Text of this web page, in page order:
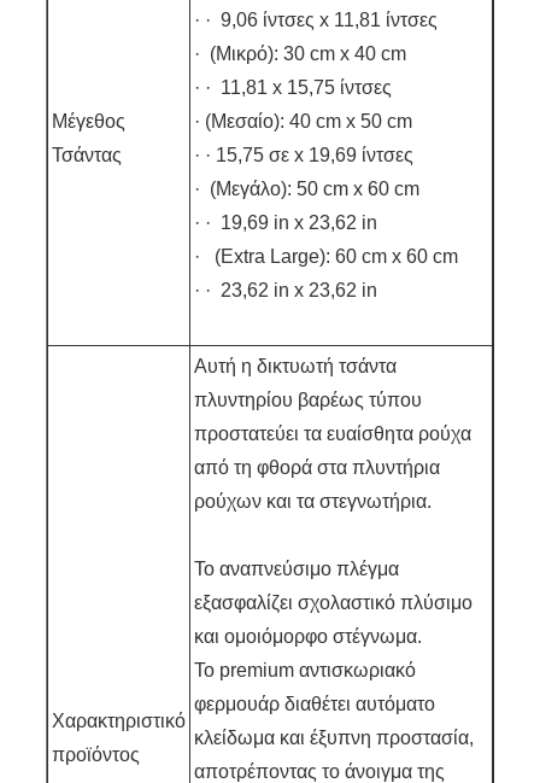
Μέγεθος
Τσάντας
· · 9,06 ίντσες x 11,81 ίντσες
· (Μικρό): 30 cm x 40 cm
· · 11,81 x 15,75 ίντσες
· (Μεσαίο): 40 cm x 50 cm
· · 15,75 σε x 19,69 ίντσες
· (Μεγάλο): 50 cm x 60 cm
· · 19,69 in x 23,62 in
· (Extra Large): 60 cm x 60 cm
· · 23,62 in x 23,62 in
Χαρακτηριστικό
προϊόντος
Αυτή η δικτυωτή τσάντα
πλυντηρίου βαρέως τύπου
προστατεύει τα ευαίσθητα ρούχα
από τη φθορά στα πλυντήρια
ρούχων και τα στεγνωτήρια.
Το αναπνεύσιμο πλέγμα
εξασφαλίζει σχολαστικό πλύσιμο
και ομοιόμορφο στέγνωμα.
Το premium αντισκωριακό
φερμουάρ διαθέτει αυτόματο
κλείδωμα και έξυπνη προστασία,
αποτρέποντας το άνοιγμα της